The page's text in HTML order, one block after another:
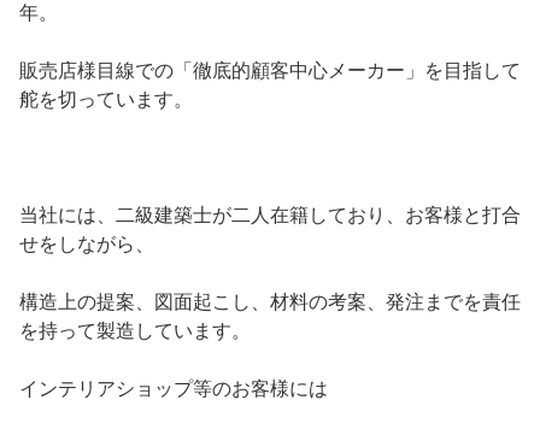
年。
販売店様目線での「徹底的顧客中心メーカー」を目指して
舵を切っています。
当社には、二級建築士が二人在籍しており、お客様と打合
せをしながら、
構造上の提案、図面起こし、材料の考案、発注までを責任
を持って製造しています。
インテリアショップ等のお客様には